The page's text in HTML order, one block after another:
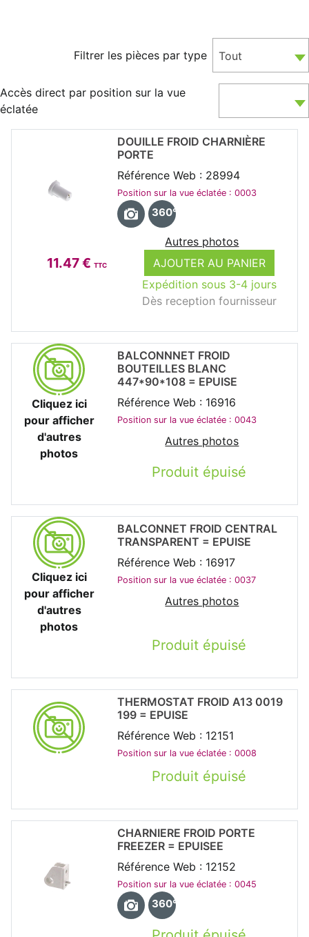
Filtrer les pièces par type Tout
Accès direct par position sur la vue
éclatée
11.47 € TTC
AJOUTER AU PANIER
Expédition sous 3-4 jours
Dès reception fournisseur
DOUILLE FROID CHARNIÈRE
PORTE
Référence Web : 28994
Position sur la vue éclatée : 0003
360°
Autres photos
Cliquez ici
pour afficher
d'autres
photos
Produit épuisé
BALCONNNET FROID
BOUTEILLES BLANC
447*90*108 = EPUISE
Référence Web : 16916
Position sur la vue éclatée : 0043
Autres photos
Cliquez ici
pour afficher
d'autres
photos
Produit épuisé
BALCONNET FROID CENTRAL
TRANSPARENT = EPUISE
Référence Web : 16917
Position sur la vue éclatée : 0037
Autres photos
Produit épuisé
THERMOSTAT FROID A13 0019
199 = EPUISE
Référence Web : 12151
Position sur la vue éclatée : 0008
CHARNIERE FROID PORTE
FREEZER = EPUISEE
Référence Web : 12152
Position sur la vue éclatée : 0045
360°